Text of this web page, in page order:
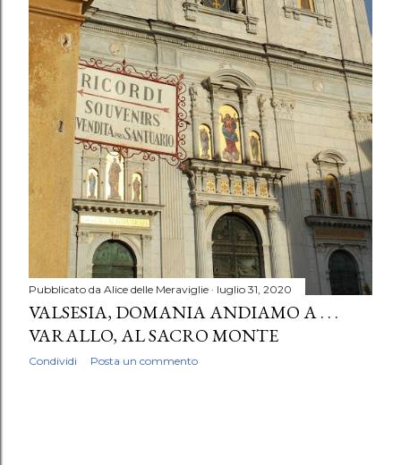
Pubblicato da Alice delle Meraviglie luglio 31, 2020
VALSESIA, DOMANIA ANDIAMO A . . .
VARALLO, AL SACRO MONTE
Condividi Posta un commento